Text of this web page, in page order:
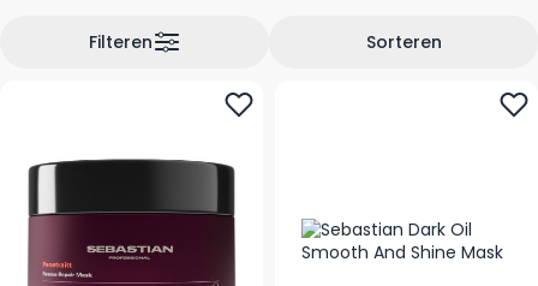
Sorteren
Filteren